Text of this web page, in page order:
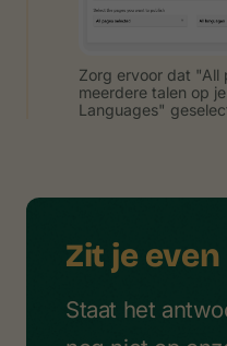
Zorg ervoor dat "All
meerdere talen op
Languages"
Zit je even
Staat het